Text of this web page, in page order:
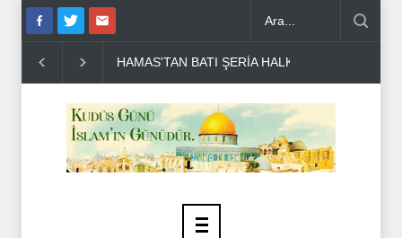
BATI ŞERİA HALKINA ÇAĞRI .. DR BİLAL LAKKİS: LÜBNAN'IN